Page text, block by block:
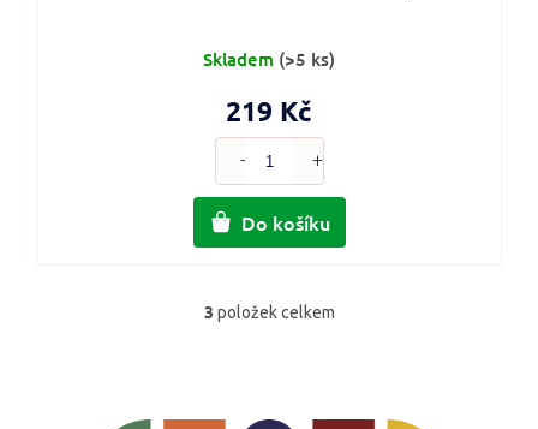
219 Kč
Do košíku
Skladem (>5 ks)
O
3 položek celkem